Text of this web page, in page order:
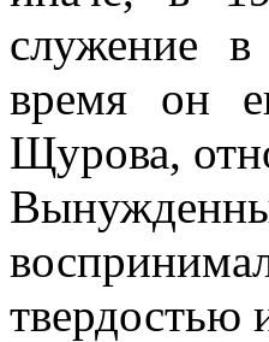
служение
время он
Щурова,
твердостью